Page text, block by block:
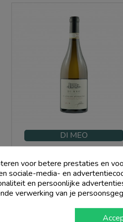
DI MEO
Prijs
€ 25,00
voor betere prestaties en
sociale-media- en
en persoonlijke
verwerking van je